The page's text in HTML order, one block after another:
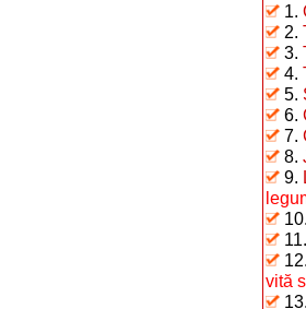
1.
2.
3.
4.
5.
6.
7.
8.
9.
10.
11.
12.
vită
13.